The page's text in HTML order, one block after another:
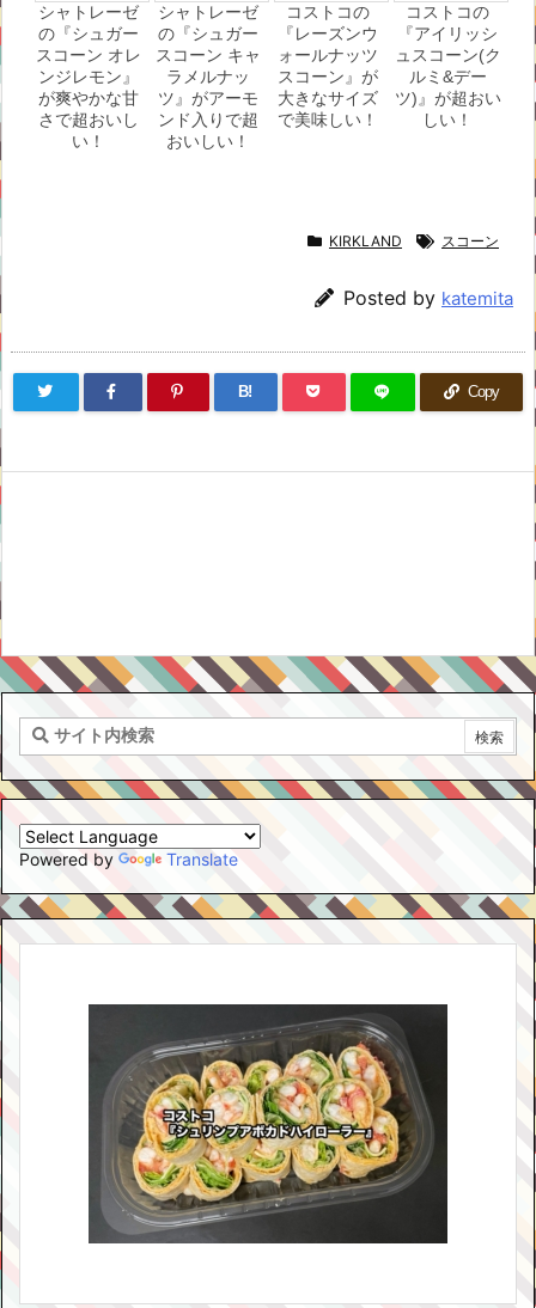
シャトレーゼ
の『シュガー
スコーン オレ
ンジレモン』
が爽やかな甘
さで超おいし
い！
シャトレーゼ
の『シュガー
スコーン キャ
ラメルナッ
ツ』がアーモ
ンド入りで超
おいしい！
コストコの
『レーズンウ
ォールナッツ
スコーン』が
大きなサイズ
で美味しい！
コストコの
『アイリッシ
ュスコーン(ク
ルミ&デー
ツ)』が超おい
しい！
KIRKLAND スコーン
Posted by katemita
B! Copy
Powered by Translate